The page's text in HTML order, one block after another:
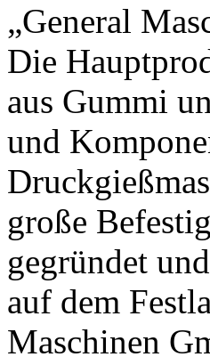
„General
Die
aus Gummi
und
große
gegründet
auf dem
Maschinen